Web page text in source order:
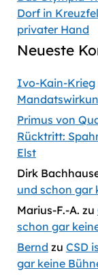
Dorf in
privater Hand
Neueste
Ivo-Kain-Krieg
Primus von
Rücktritt:
Elst
Dirk
und schon gar
Marius-F.-A. zu
schon gar
Bernd zu CSD
gar keine